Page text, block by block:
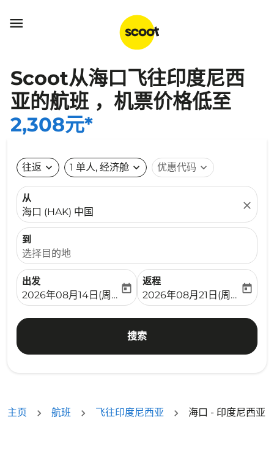

Scoot从海口飞往印度尼西
亚的航班 ，机票价格低至
2,308元*
往返 expand_more 1 单人, 经济舱 expand_more 优惠代码 expand_more
从
海口 (HAK) 中国
close
到
选择目的地
出发
fc-booking-departure-date-aria-label
2026年08月14日(周五)
today
返程
fc-booking-return-date-
2026年08月21日(周五)
today
搜索
主页 航班 飞往印度尼西亚 海口 - 印度尼西亚